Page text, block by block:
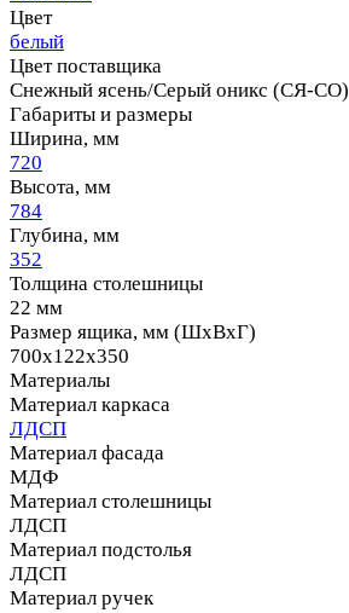
Цвет
белый
Цвет поставщика
Снежный ясень/Серый оникс (СЯ-СО)
Габариты и размеры
Ширина, мм
720
Высота, мм
784
Глубина, мм
352
Толщина столешницы
22 мм
Размер ящика, мм (ШхВхГ)
700х122х350
Материалы
Материал каркаса
ЛДСП
Материал фасада
МДФ
Материал столешницы
ЛДСП
Материал подстолья
ЛДСП
Материал ручек